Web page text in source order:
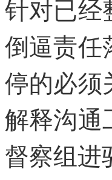
针对已经
倒逼责任
停的必须
解释沟通
督察组进